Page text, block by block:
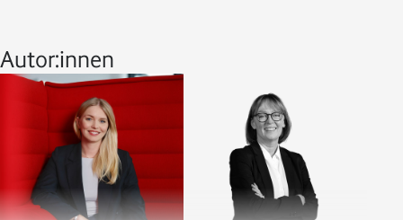
Autor:innen